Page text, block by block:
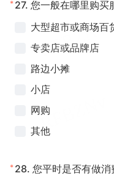
* 27. 您一般在哪里购买
大型超市或商场百
专卖店或品牌店
路边小摊
小店
网购
其他
* 28. 您平时是否有做消